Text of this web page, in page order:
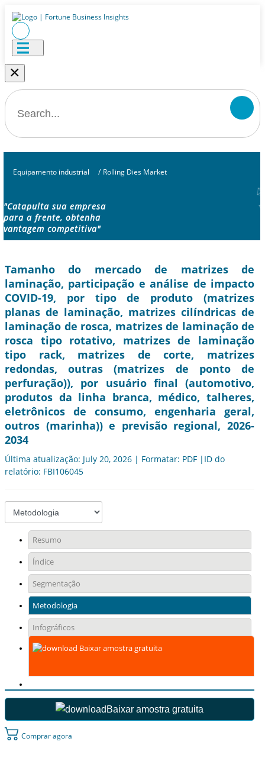
×
Equipamento industrial / Rolling Dies Market
"Catapulta sua empresa
para a frente, obtenha
vantagem competitiva"
Tamanho do mercado de matrizes de
laminação, participação e análise de impacto
COVID-19, por tipo de produto (matrizes
planas de laminação, matrizes cilíndricas de
laminação de rosca, matrizes de laminação de
rosca tipo rotativo, matrizes de laminação
tipo rack, matrizes de corte, matrizes
redondas, outras (matrizes de ponto de
perfuração)), por usuário final (automotivo,
produtos da linha branca, médico, talheres,
eletrônicos de consumo, engenharia geral,
outros (marinha)) e previsão regional, 2026-
2034
Última atualização: July 20, 2026 | Formatar: PDF |ID do
relatório: FBI106045
Resumo
Índice
Segmentação
Metodologia
Infográficos
Baixar amostra gratuita
Baixar amostra gratuita
Comprar agora